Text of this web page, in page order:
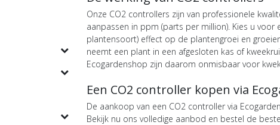
Onze CO2 controllers zijn van professionele
aanpassen in ppm (parts per million). Kies u
plantensoort) effect op de plantengroei en
neemt een plant in een afgesloten kas of
Ecogardenshop zijn daarom onmisbaar voor
Een CO2 controller kopen via
De aankoop van een CO2 controller via
Bekijk nu ons volledige aanbod en bestel de